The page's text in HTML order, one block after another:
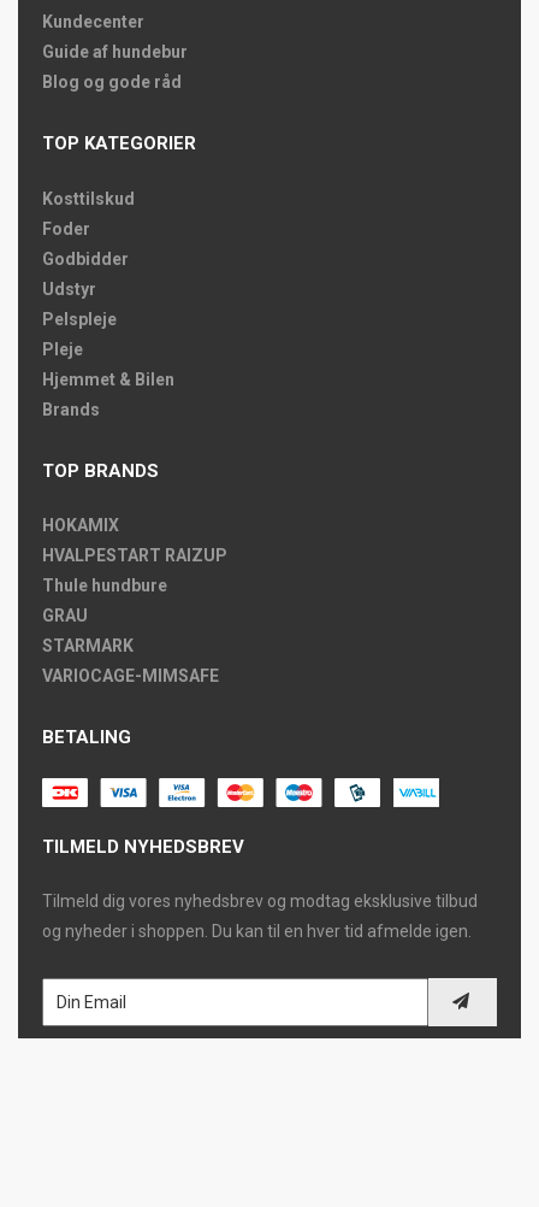
Kundecenter
Guide af hundebur
Blog og gode råd
TOP KATEGORIER
Kosttilskud
Foder
Godbidder
Udstyr
Pelspleje
Pleje
Hjemmet & Bilen
Brands
TOP BRANDS
HOKAMIX
HVALPESTART RAIZUP
Thule hundbure
GRAU
STARMARK
VARIOCAGE-MIMSAFE
BETALING
TILMELD NYHEDSBREV
Tilmeld dig vores nyhedsbrev og modtag eksklusive tilbud
og nyheder i shoppen. Du kan til en hver tid afmelde igen.